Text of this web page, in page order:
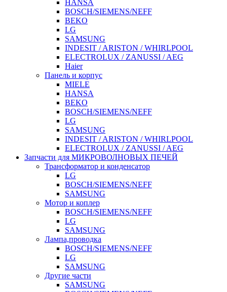
HANSA
BOSCH/SIEMENS/NEFF
BEKO
LG
SAMSUNG
INDESIT / ARISTON / WHIRLPOOL
ELECTROLUX / ZANUSSI / AEG
Haier
Панель и корпус
MIELE
HANSA
BEKO
BOSCH/SIEMENS/NEFF
LG
SAMSUNG
INDESIT / ARISTON / WHIRLPOOL
ELECTROLUX / ZANUSSI / AEG
Запчасти для МИКРОВОЛНОВЫХ ПЕЧЕЙ
Трансформатор и конденсатор
LG
BOSCH/SIEMENS/NEFF
SAMSUNG
Мотор и коплер
BOSCH/SIEMENS/NEFF
LG
SAMSUNG
Лампа,проводка
BOSCH/SIEMENS/NEFF
LG
SAMSUNG
Другие части
SAMSUNG